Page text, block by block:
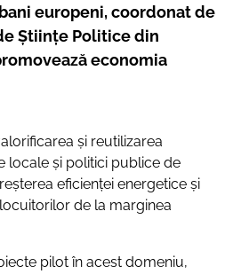
europeni, coordonat de
Științe Politice din
economia
și reutilizarea
locale și politici publice de
eficienței energetice și
de la marginea
pilot în acest domeniu,